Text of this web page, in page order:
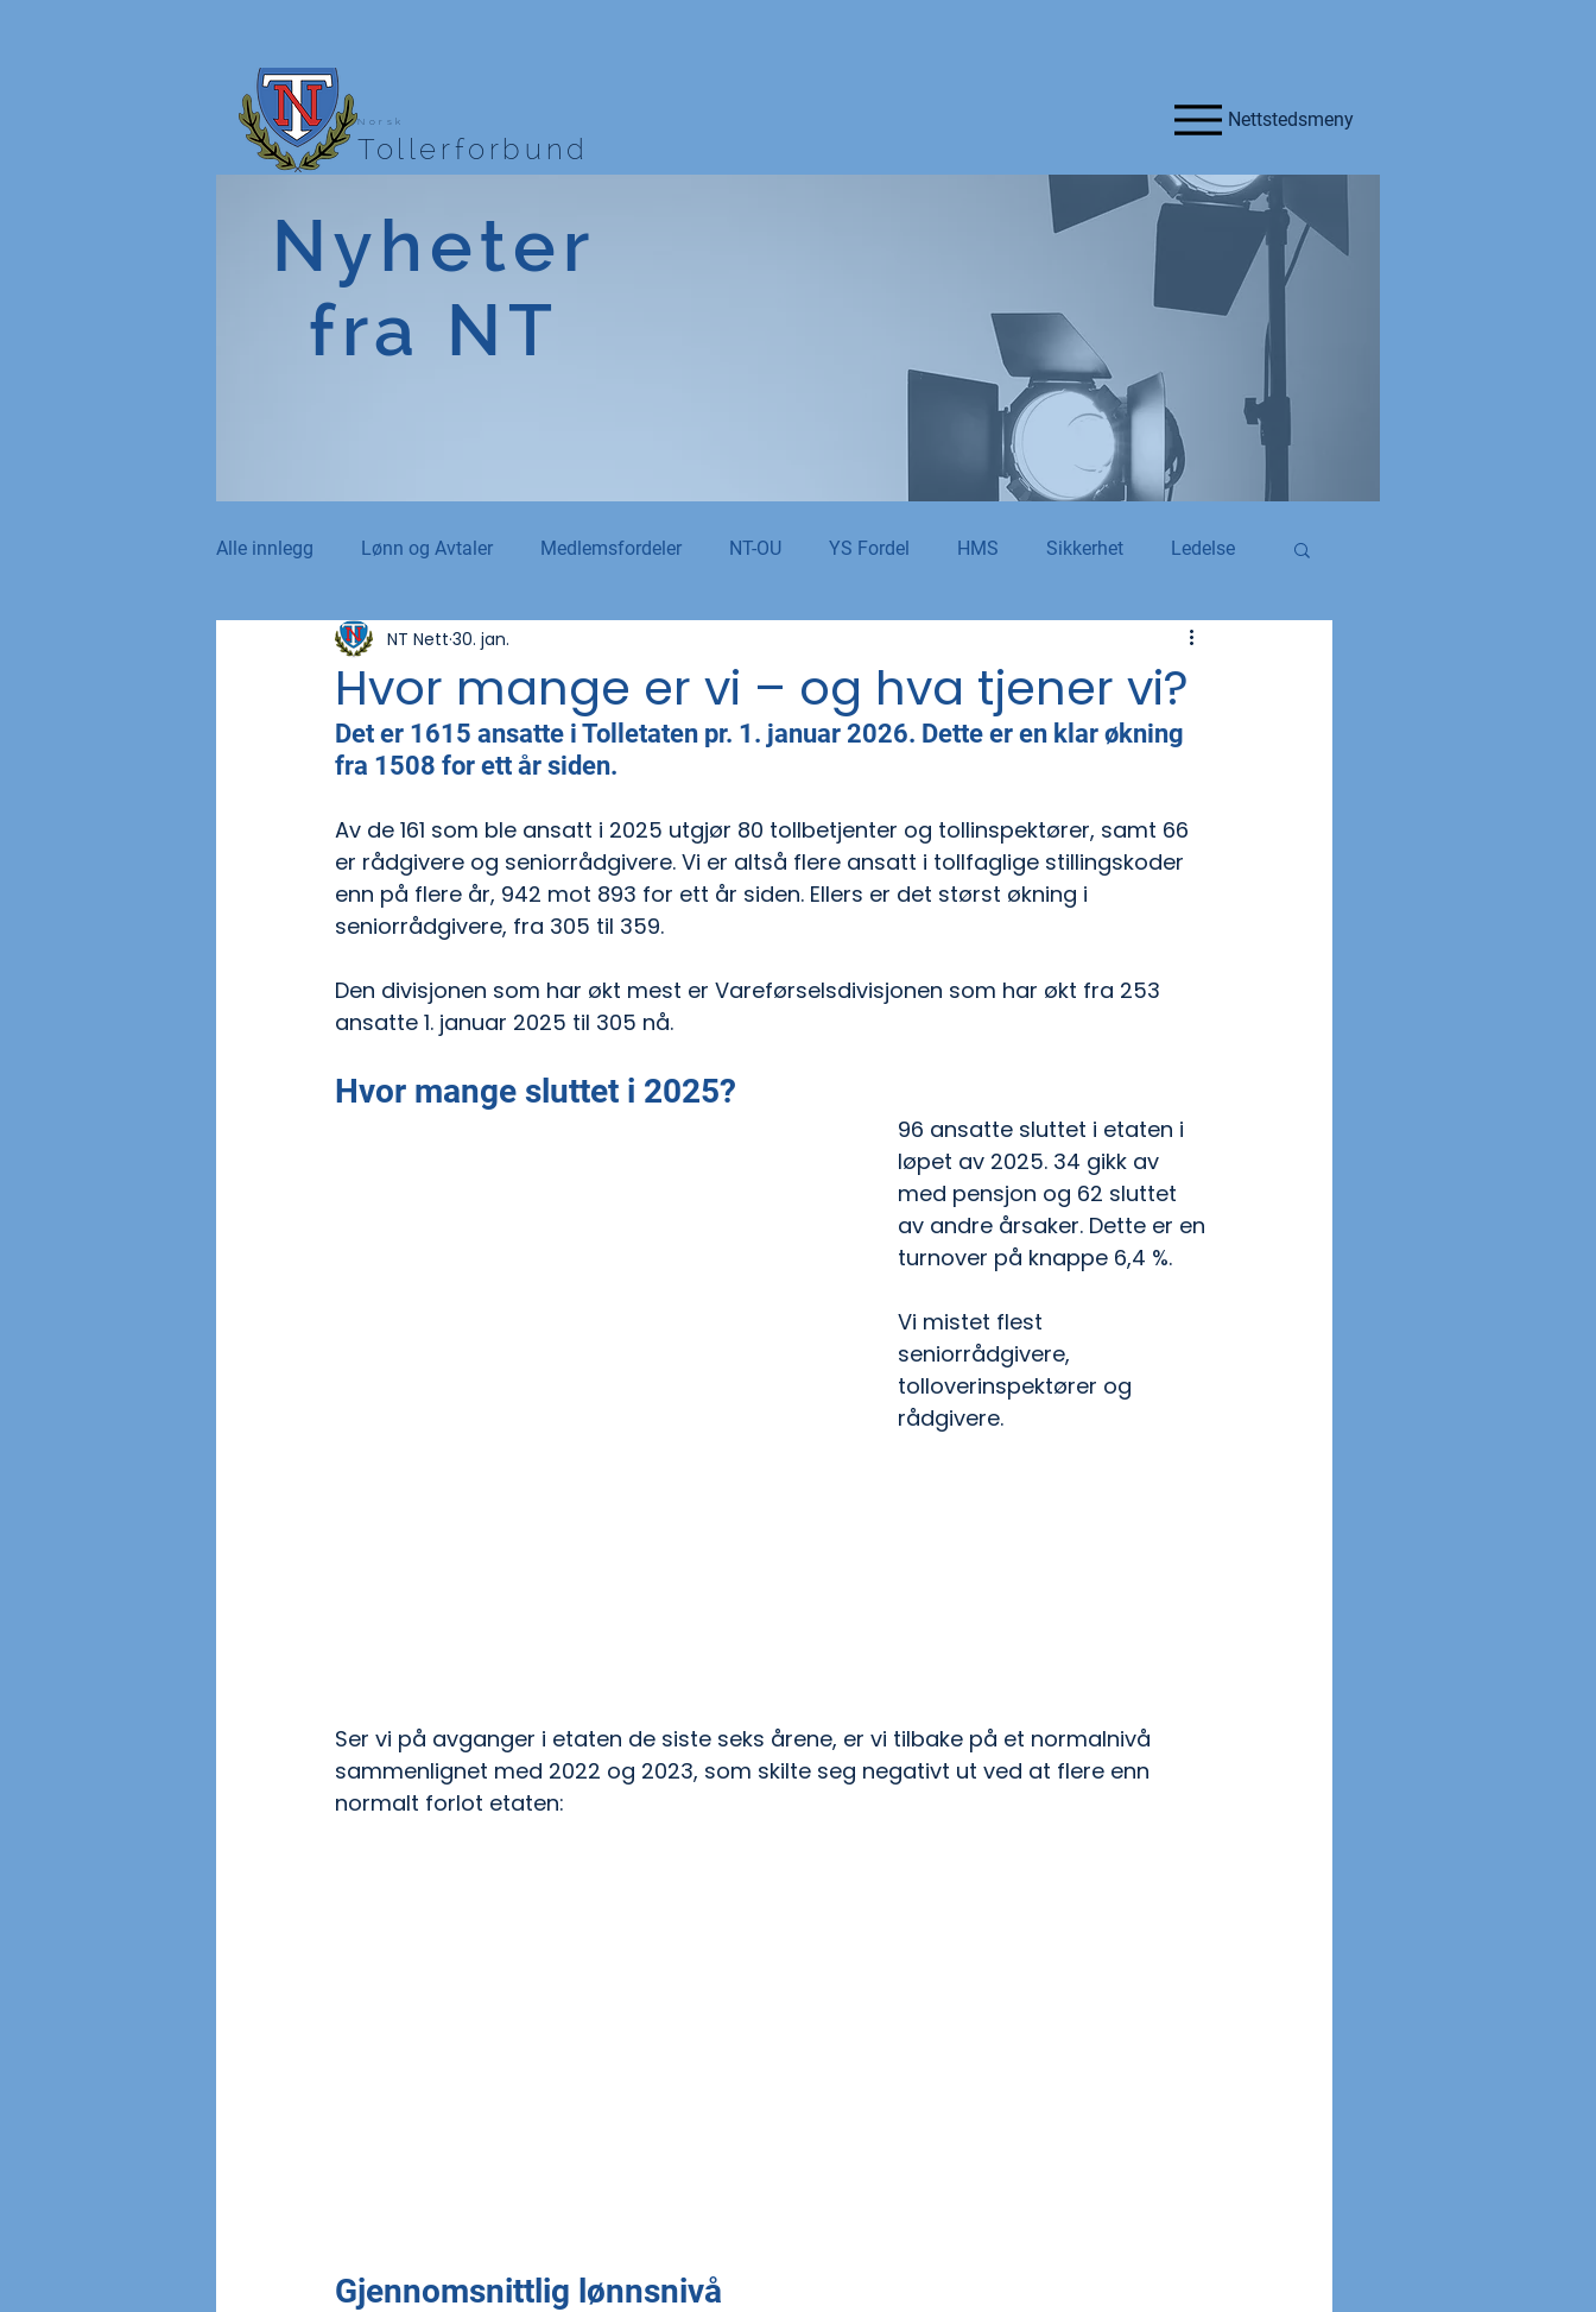
Norsk
Tollerforbund
Nettstedsmeny
Nyheter
fra NT
Alle innlegg Lønn og Avtaler Medlemsfordeler NT-OU YS Fordel HMS Sikkerhet Ledelse
Norsk Tollblad Kurs og Utdanning #jegerstatsansatt
Internasjonalt Andre nyheter Budsjett og økonomi Pensjon og seniorpolitikk YS og YS Stat
NTO og UFE Teknologi, IT og AI Beredskap og sikkerhet LM25 Gjensidige
Hvor mange er vi – og hva tjener vi?
NT Nett 30. jan.
Det er 1615 ansatte i Tolletaten pr. 1. januar 2026. Dette er en klar økning
fra 1508 for ett år siden.
Av de 161 som ble ansatt i 2025 utgjør 80 tollbetjenter og tollinspektører, samt 66
er rådgivere og seniorrådgivere. Vi er altså flere ansatt i tollfaglige stillingskoder
enn på flere år, 942 mot 893 for ett år siden. Ellers er det størst økning i
seniorrådgivere, fra 305 til 359.
Den divisjonen som har økt mest er Vareførselsdivisjonen som har økt fra 253
ansatte 1. januar 2025 til 305 nå.
Hvor mange sluttet i 2025?
96 ansatte sluttet i etaten i
løpet av 2025. 34 gikk av
med pensjon og 62 sluttet
av andre årsaker. Dette er en
turnover på knappe 6,4 %.
Vi mistet flest
seniorrådgivere,
tolloverinspektører og
rådgivere.
Ser vi på avganger i etaten de siste seks årene, er vi tilbake på et normalnivå
sammenlignet med 2022 og 2023, som skilte seg negativt ut ved at flere enn
normalt forlot etaten:
Gjennomsnittlig lønnsnivå